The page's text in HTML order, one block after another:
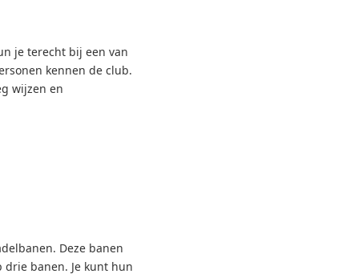
je terecht bij een van
kennen de club.
wijzen en
Deze banen
drie banen. Je kunt hun